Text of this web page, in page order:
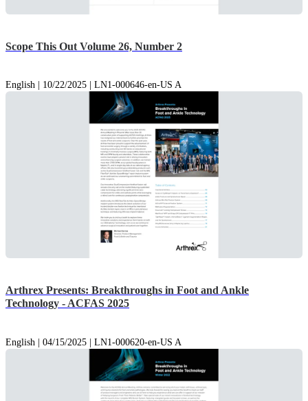
Scope This Out Volume 26, Number 2
English | 10/22/2025 | LN1-000646-en-US A
Arthrex Presents: Breakthroughs in Foot and Ankle
Technology - ACFAS 2025
English | 04/15/2025 | LN1-000620-en-US A